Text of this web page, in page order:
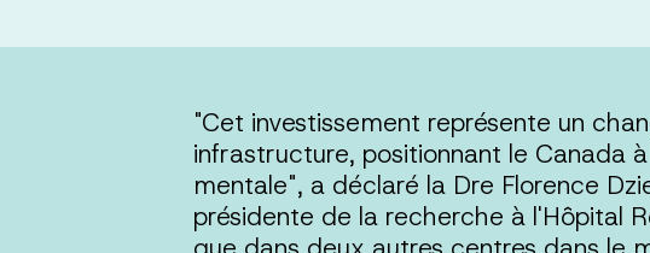
"Cet investissement représente un
infrastructure, positionnant le Canada
mentale", a déclaré la Dre Florence
présidente de la recherche à l'Hôpital